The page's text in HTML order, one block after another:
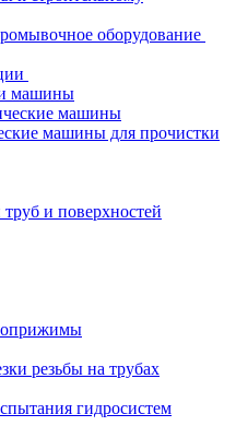
оборудование
машины
машины
машины для прочистки
и поверхностей
резьбы на трубах
гидросистем